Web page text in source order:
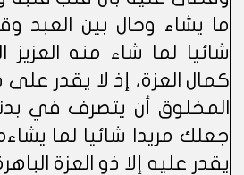
ما يشاء وحال بين العبد
شائيا لما شاء منه
كمال العزة، إذ لا يقدر على
المخلوق أن يتصرف في
جعلك مريدا شائيا لما
يقدر عليه إلا ذو العزة